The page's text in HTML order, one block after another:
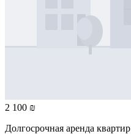
2 100 ₪
Долгосрочная аренда квартир